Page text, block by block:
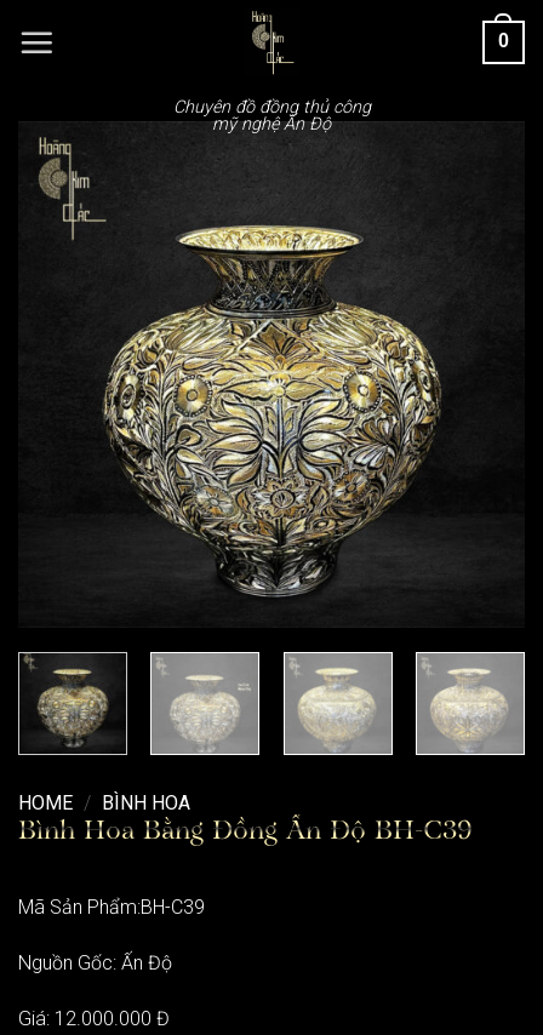
đến
Chuyên đồ đồng thủ công
mỹ nghệ Ấn Độ
0
HOME / BÌNH HOA
Bình Hoa Bằng Đồng Ấn Độ BH-C39
Mã Sản Phẩm:BH-C39
Nguồn Gốc: Ấn Độ
Giá: 12.000.000 Đ